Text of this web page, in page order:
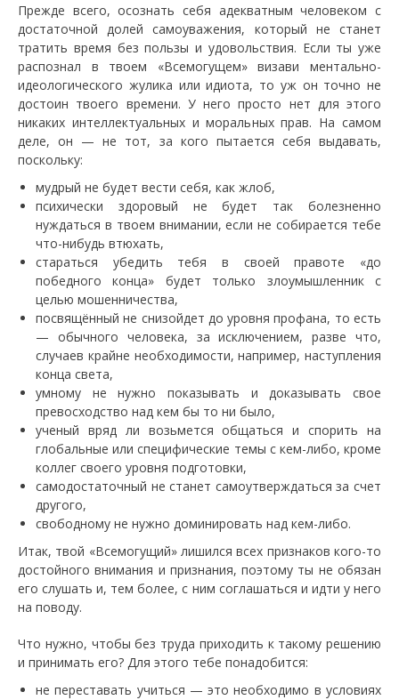
Прежде всего, осознать себя адекватным человеком с
достаточной долей самоуважения, который не станет
тратить время без пользы и удовольствия. Если ты уже
распознал в твоем «Всемогущем» визави ментально-
идеологического жулика или идиота, то уж он точно не
достоин твоего времени. У него просто нет для этого
никаких интеллектуальных и моральных прав. На самом
деле, он — не тот, за кого пытается себя выдавать,
поскольку:
мудрый не будет вести себя, как жлоб,
психически здоровый не будет так болезненно
нуждаться в твоем внимании, если не собирается тебе
что-нибудь втюхать,
стараться убедить тебя в своей правоте «до
победного конца» будет только злоумышленник с
целью мошенничества,
посвящённый не снизойдет до уровня профана, то есть
— обычного человека, за исключением, разве что,
случаев крайне необходимости, например, наступления
конца света,
умному не нужно показывать и доказывать свое
превосходство над кем бы то ни было,
ученый вряд ли возьмется общаться и спорить на
глобальные или специфические темы с кем-либо, кроме
коллег своего уровня подготовки,
самодостаточный не станет самоутверждаться за счет
другого,
свободному не нужно доминировать над кем-либо.
Итак, твой «Всемогущий» лишился всех признаков кого-то
достойного внимания и признания, поэтому ты не обязан
его слушать и, тем более, с ним соглашаться и идти у него
на поводу.
Что нужно, чтобы без труда приходить к такому решению
и принимать его? Для этого тебе понадобится:
не переставать учиться — это необходимо в условиях